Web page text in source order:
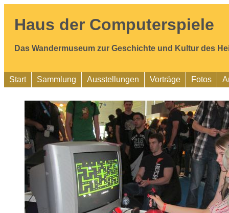
Haus der Computerspiele
Das Wandermuseum zur Geschichte und Kultur des
Start Sammlung Ausstellungen Vorträge Fotos